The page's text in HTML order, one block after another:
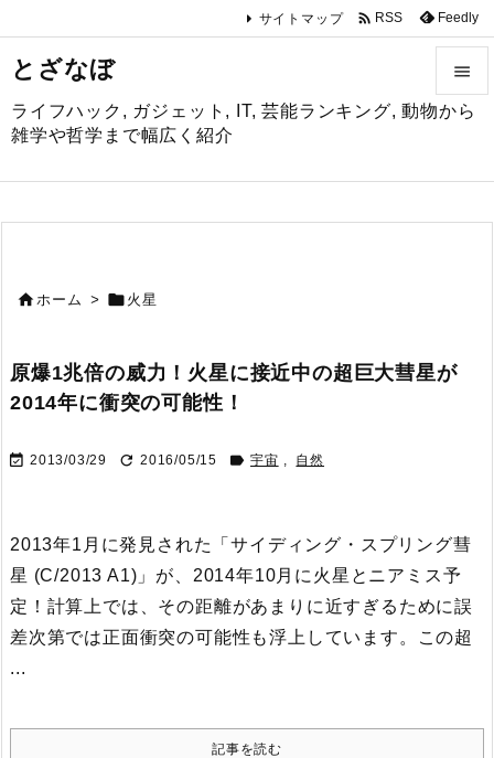
とざなぼ
ライフハック, ガジェット, IT, 芸能ランキング, 動物から
雑学や哲学まで幅広く紹介



サイトマップ  RSS Feedly
ホーム >  火星
原爆1兆倍の威力！火星に接近中の超巨大彗星が
2014年に衝突の可能性！
 2013/03/29  2016/05/15  宇宙 , 自然
2013年1月に発見された「サイディング・スプリング彗
星 (C/2013 A1)」が、2014年10月に火星とニアミス予
定！計算上では、その距離があまりに近すぎるために誤
差次第では正面衝突の可能性も浮上しています。
この超
...
記事を読む